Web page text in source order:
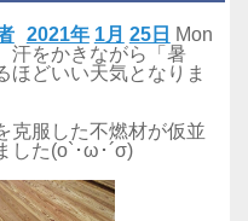
2021年 1月 25日 Mon
汗をかきながら「暑
ほどいい天気となりま
克服した不燃材が仮並
した(o`･ω･´σ)